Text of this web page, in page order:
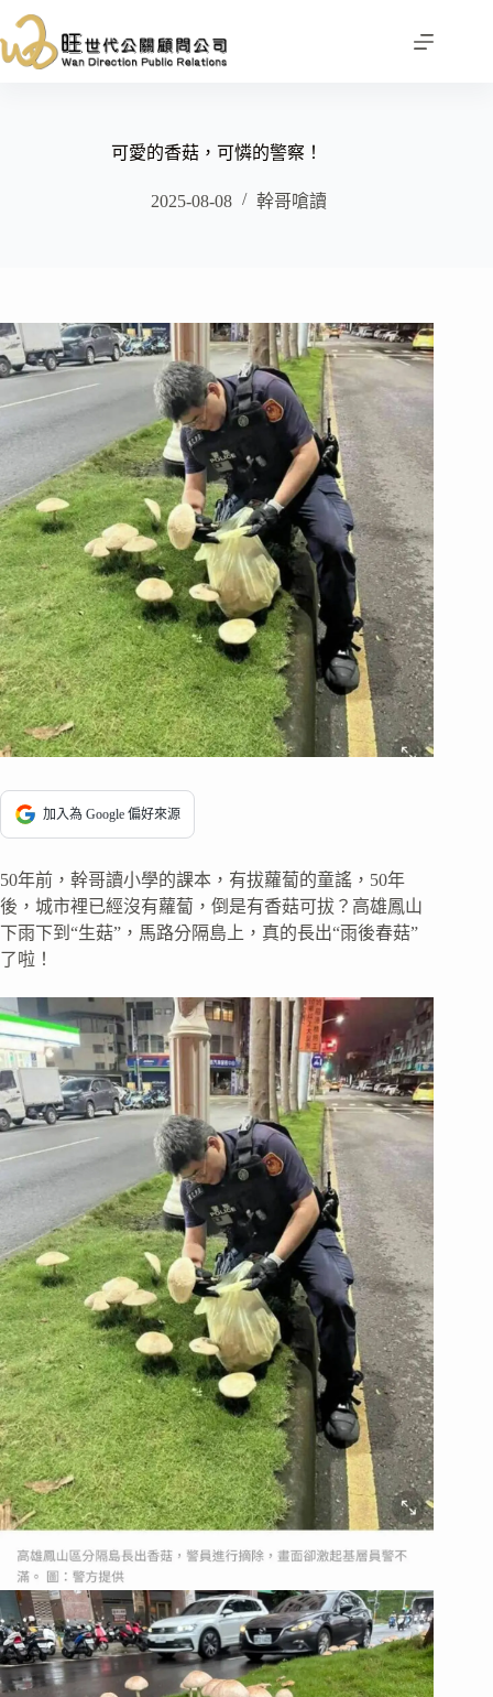
至
主
可愛的香菇，可憐的警察！
2025-08-08 幹哥嗆讀
加入為 Google 偏好來源
50年前，幹哥讀小學的課本，有拔蘿蔔的童謠，50年
後，城市裡已經沒有蘿蔔，倒是有香菇可拔？高雄鳳山
下雨下到“生菇”，馬路分隔島上，真的長出“雨後春菇”
了啦！